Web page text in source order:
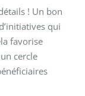
! Un bon
qui
favorise
cercle